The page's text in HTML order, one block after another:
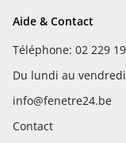
Aide & Contact
Téléphone: 02 229
Du lundi au
info@fenetre24.be
Contact